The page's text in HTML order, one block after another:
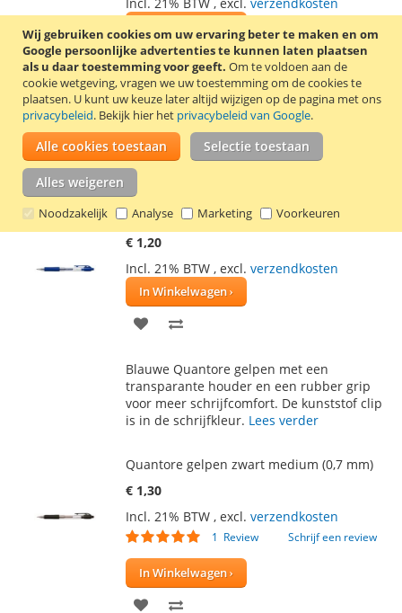
Wij gebruiken cookies om uw ervaring beter te maken en om
Google persoonlijke advertenties te kunnen laten plaatsen
als u daar toestemming voor geeft. Om te voldoen aan de
cookie wetgeving, vragen we uw toestemming om de cookies te
plaatsen. U kunt uw keuze later altijd wijzigen op de pagina met ons
privacybeleid. Bekijk hier het privacybeleid van Google.
Alle cookies toestaan Selectie toestaan
Alles weigeren
Noodzakelijk Analyse Marketing Voorkeuren
VOEG
TOE
AAN
VERLANGLIJST
TOEVOEGEN
OM
TE
VERGELIJKEN
Doosje met 12 rode Quantore gelpennen
met een transparante houder en een
rubber grip voor meer schrijfcomfort. De
kunststof clip is in de schrijfkleur.
verder
Quantore gelpen blauw medium (0,7 mm)
€ 1,20
Incl. 21% BTW , excl. verzendkosten
In Winkelwagen
VOEG
AAN
VERLANGLIJST
TE
VERGELIJKEN
Blauwe Quantore gelpen met een
transparante houder en een rubber grip
voor meer schrijfcomfort. De kunststof clip
is in de schrijfkleur. Lees verder
Quantore gelpen zwart medium (0,7 mm)
€ 1,30
Incl. 21% BTW , excl. verzendkosten
Waardering:
1 Review Schrijf een review
In Winkelwagen
VOEG